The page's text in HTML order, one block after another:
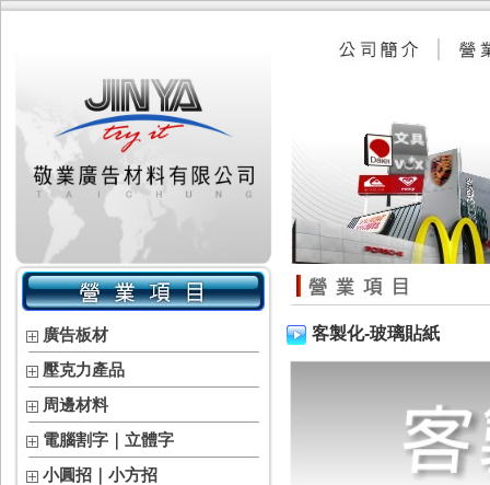
廣告板材
壓克力產品
周邊材料
電腦割字｜立體字
小圓招｜小方招
客製化-玻璃貼紙